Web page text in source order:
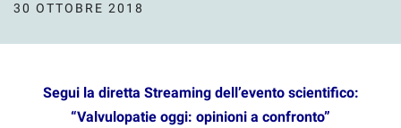
30 OTTOBRE 2018
Segui la diretta Streaming dell’evento scientifico:
“Valvulopatie oggi: opinioni a confronto”